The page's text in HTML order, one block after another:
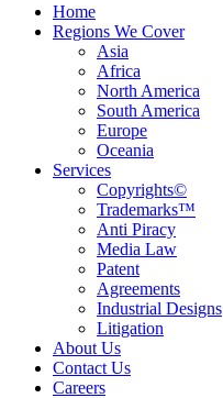
Home
Regions We Cover
Asia
Africa
North America
South America
Europe
Oceania
Services
Copyrights©
Trademarks™
Anti Piracy
Media Law
Patent
Agreements
Industrial Designs
Litigation
About Us
Contact Us
Careers